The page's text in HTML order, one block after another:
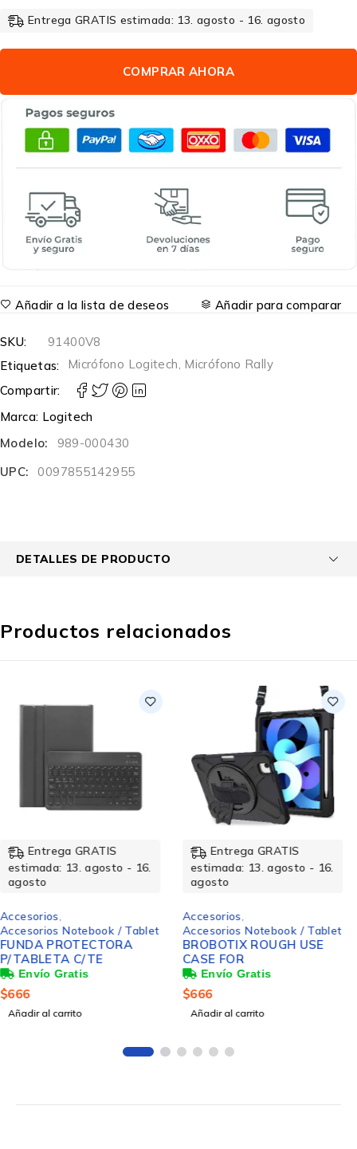
Entrega GRATIS estimada: 13. agosto - 16. agosto
COMPRAR AHORA
Añadir a la lista de deseos Añadir para comparar
SKU:
91400V8
Etiquetas:
Micrófono Logitech, Micrófono Rally
Compartir:
Marca: Logitech
Modelo:
989-000430
UPC:
0097855142955
DETALLES DE PRODUCTO
Productos relacionados
Entrega GRATIS
estimada: 13. agosto - 16.
agosto
Accesorios
Accesorios Notebook / Tablet
BROBOTIX ROUGH USE
CASE FOR
$666
Añadir al carrito
Entrega GRATIS
estimada: 13. agosto - 16.
agosto
Accesorios
Accesorios Música
Mouse Logitech Óptico
Logitech M190, RF
Inalámbrico, 1000DPI,
Azul
$245
Añadir al carrito